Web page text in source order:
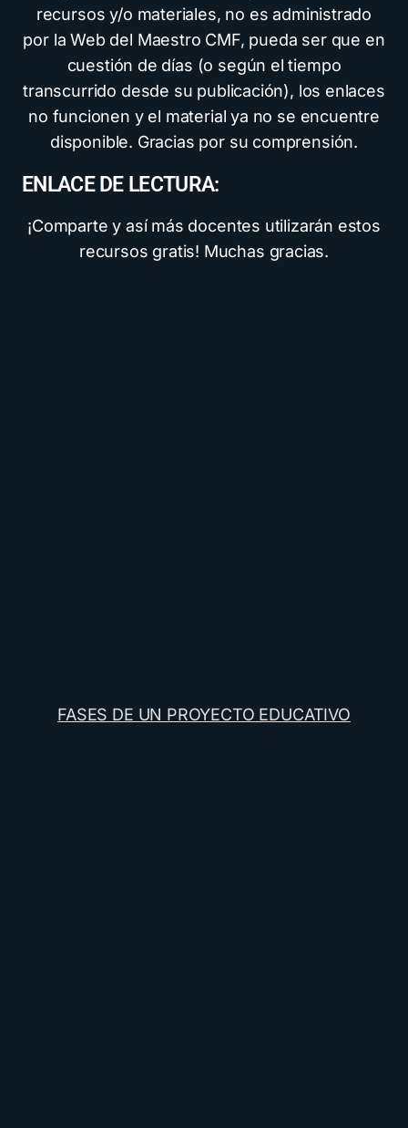
recursos y/o materiales, no es administrado
por la Web del Maestro CMF, pueda ser que en
cuestión de días (o según el tiempo
transcurrido desde su publicación), los enlaces
no funcionen y el material ya no se encuentre
disponible. Gracias por su comprensión.
ENLACE DE LECTURA:
¡Comparte y así más docentes utilizarán estos
recursos gratis! Muchas gracias.
FASES DE UN PROYECTO EDUCATIVO